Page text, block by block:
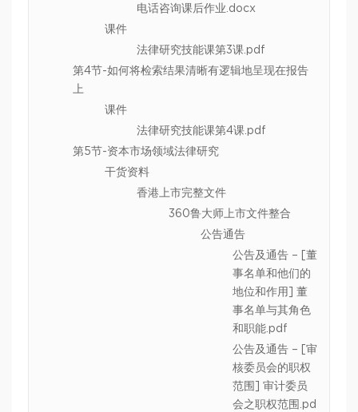
电话咨询课后作业.docx
课件
法律研究技能课第3课.pdf
第4节-如何将检索结果清晰有逻辑地呈现在报告
上
课件
法律研究技能课第4课.pdf
第5节-资本市场领域法律研究
干货资料
香港上市完整文件
360鲁大师上市文件整合
公告通告
公告及通告 – [董
事名单和他们的
地位和作用] 董
事名单与其角色
和职能.pdf
公告及通告 – [审
核委员会的职权
范围] 审计委员
会之职权范围.pd